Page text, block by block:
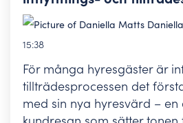
15:38
För många hyresgäster är
tillträdesprocessen det
med sin nya hyresvärd –